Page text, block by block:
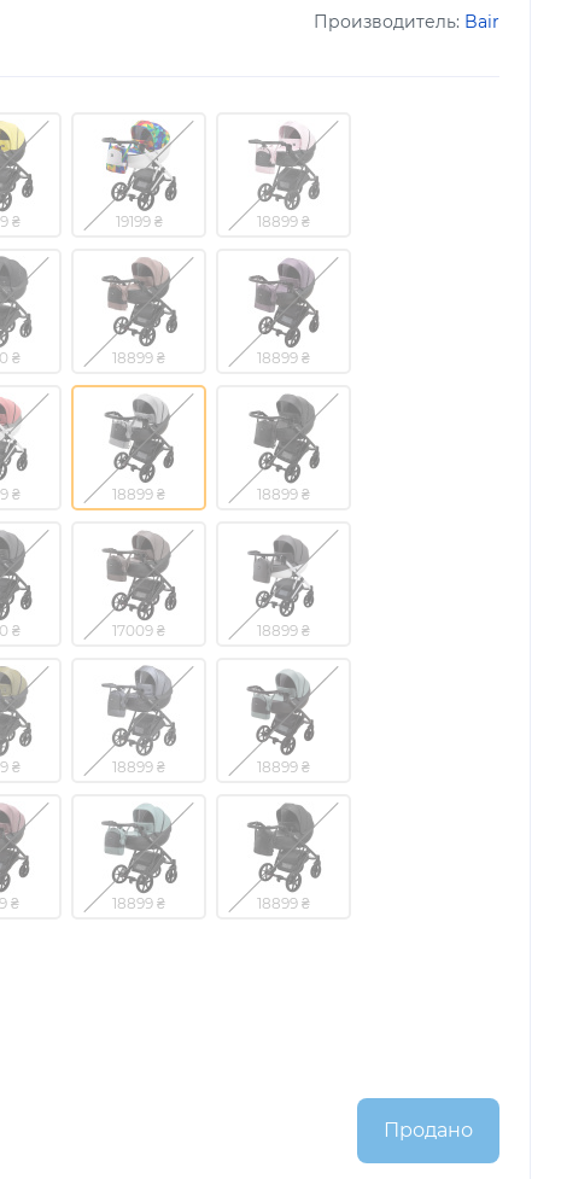
Производитель: Bair
₴ 19199 ₴ 18899 ₴
₴ 18899 ₴ 18899 ₴
₴ 18899 ₴ 18899 ₴
₴ 17009 ₴ 18899 ₴
₴ 18899 ₴ 18899 ₴
₴ 18899 ₴ 18899 ₴
Продано